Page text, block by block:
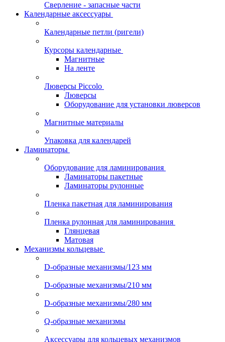
Сверление - запасные части
Календарные аксессуары
Календарные петли (ригели)
Курсоры календарные
Магнитные
На ленте
Люверсы Piccolo
Люверсы
Оборудование для установки люверсов
Магнитные материалы
Упаковка для календарей
Ламинаторы
Оборудование для ламинирования
Ламинаторы пакетные
Ламинаторы рулонные
Пленка пакетная для ламинирования
Пленка рулонная для ламинирования
Глянцевая
Матовая
Механизмы кольцевые
D-образные механизмы/123 мм
D-образные механизмы/210 мм
D-образные механизмы/280 мм
Q-образные механизмы
Аксессуары для кольцевых механизмов